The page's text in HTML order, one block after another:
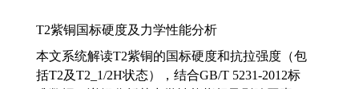
T2紫铜国标硬度及力学性能分析
本文系统解读T2紫铜的国标硬度和抗拉强度（包
括T2及T2_1/2H状态），结合GB/T 5231-2012标